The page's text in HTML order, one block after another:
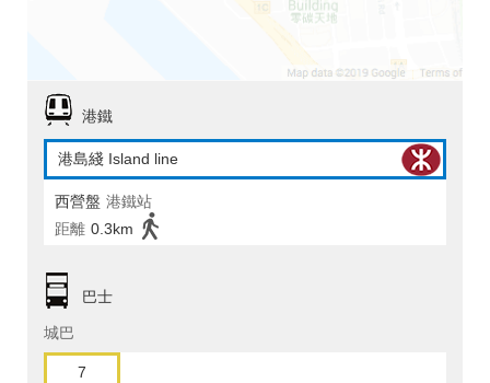
港鐵
港島綫 Island line
西營盤 港鐵站
距離 0.3km
巴士
城巴
7